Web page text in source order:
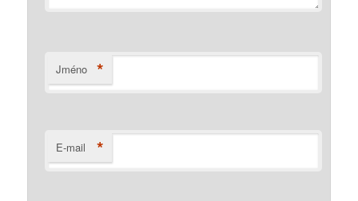
Jméno *
E-mail *